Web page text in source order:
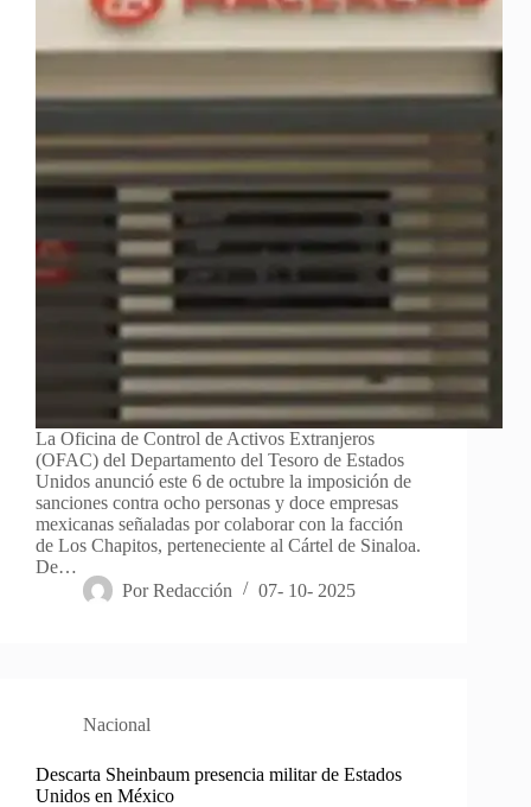
La Oficina de Control de Activos Extranjeros
(OFAC) del Departamento del Tesoro de Estados
Unidos anunció este 6 de octubre la imposición de
sanciones contra ocho personas y doce empresas
mexicanas señaladas por colaborar con la facción
de Los Chapitos, perteneciente al Cártel de Sinaloa.
De…
Por Redacción 07- 10- 2025
Nacional
Descarta Sheinbaum presencia militar de Estados
Unidos en México